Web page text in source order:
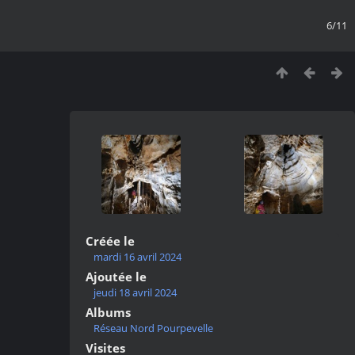
6/11
Créée le
mardi 16 avril 2024
Ajoutée le
jeudi 18 avril 2024
Albums
Réseau Nord Pourpevelle
Visites